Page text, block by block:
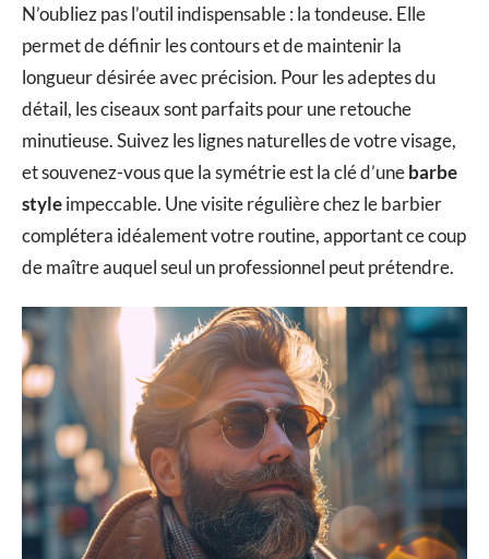
N’oubliez pas l’outil indispensable : la tondeuse. Elle
permet de définir les contours et de maintenir la
longueur désirée avec précision. Pour les adeptes du
détail, les ciseaux sont parfaits pour une retouche
minutieuse. Suivez les lignes naturelles de votre visage,
et souvenez-vous que la symétrie est la clé d’unebarbe
styleimpeccable. Une visite régulière chez le barbier
complétera idéalement votre routine, apportant ce coup
de maître auquel seul un professionnel peut prétendre.